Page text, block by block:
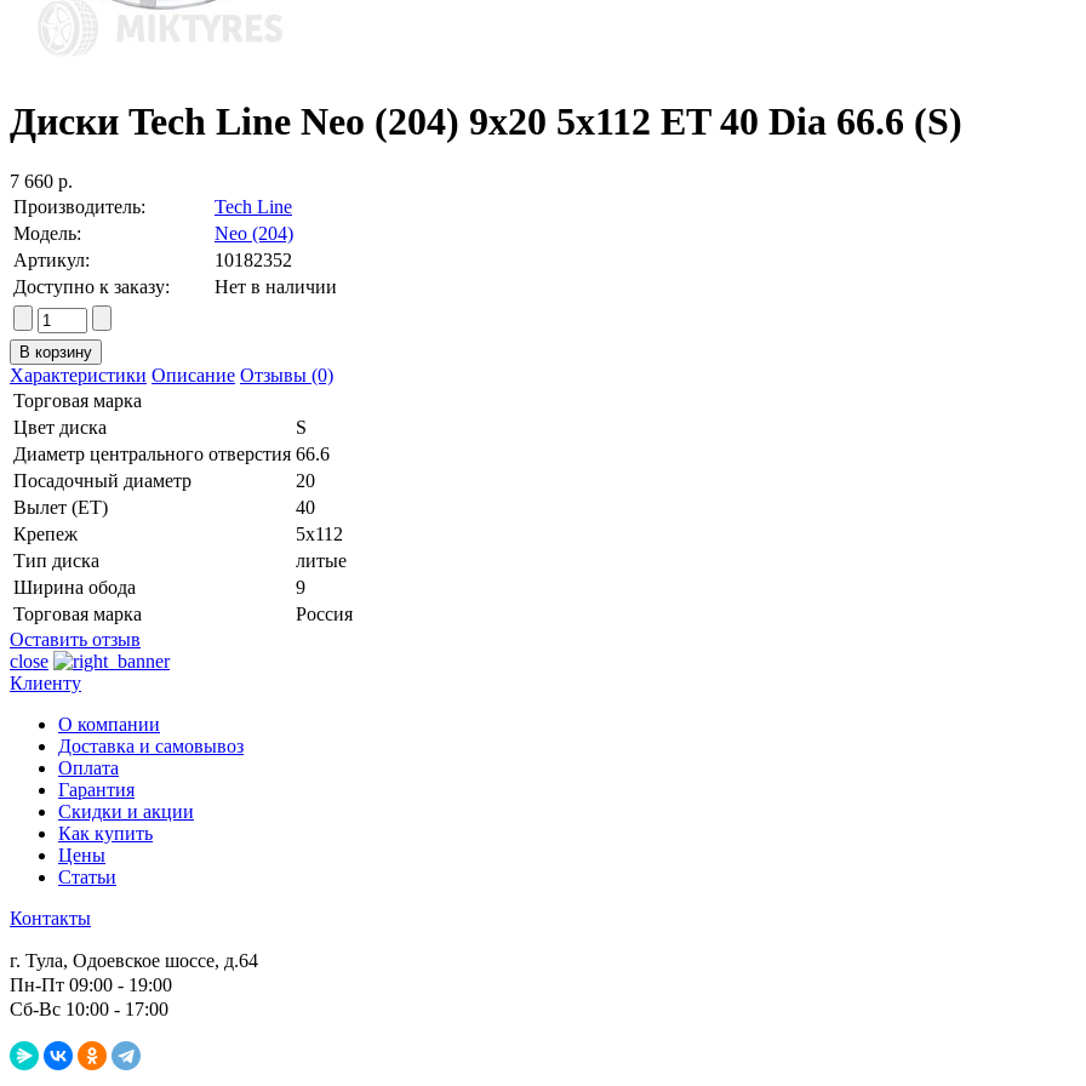
Диски Tech Line Neo (204) 9x20 5x112 ET 40 Dia 66.6 (S)
7 660 р.
Производитель:
Tech Line
Модель:
Neo (204)
Артикул:
10182352
Доступно к заказу:
Нет в наличии
Характеристики Описание Отзывы (0)
Торговая марка
Цвет диска
S
Диаметр центрального отверстия 66.6
Посадочный диаметр
20
Вылет (ET)
40
Крепеж
5x112
Тип диска
литые
Ширина обода
9
Торговая марка
Россия
Оставить отзыв
close
Клиенту
О компании
Доставка и самовывоз
Оплата
Гарантия
Скидки и акции
Как купить
Цены
Статьи
Контакты
г. Тула, Одоевское шоссе, д.64
Пн-Пт 09:00 - 19:00
Сб-Вс 10:00 - 17:00